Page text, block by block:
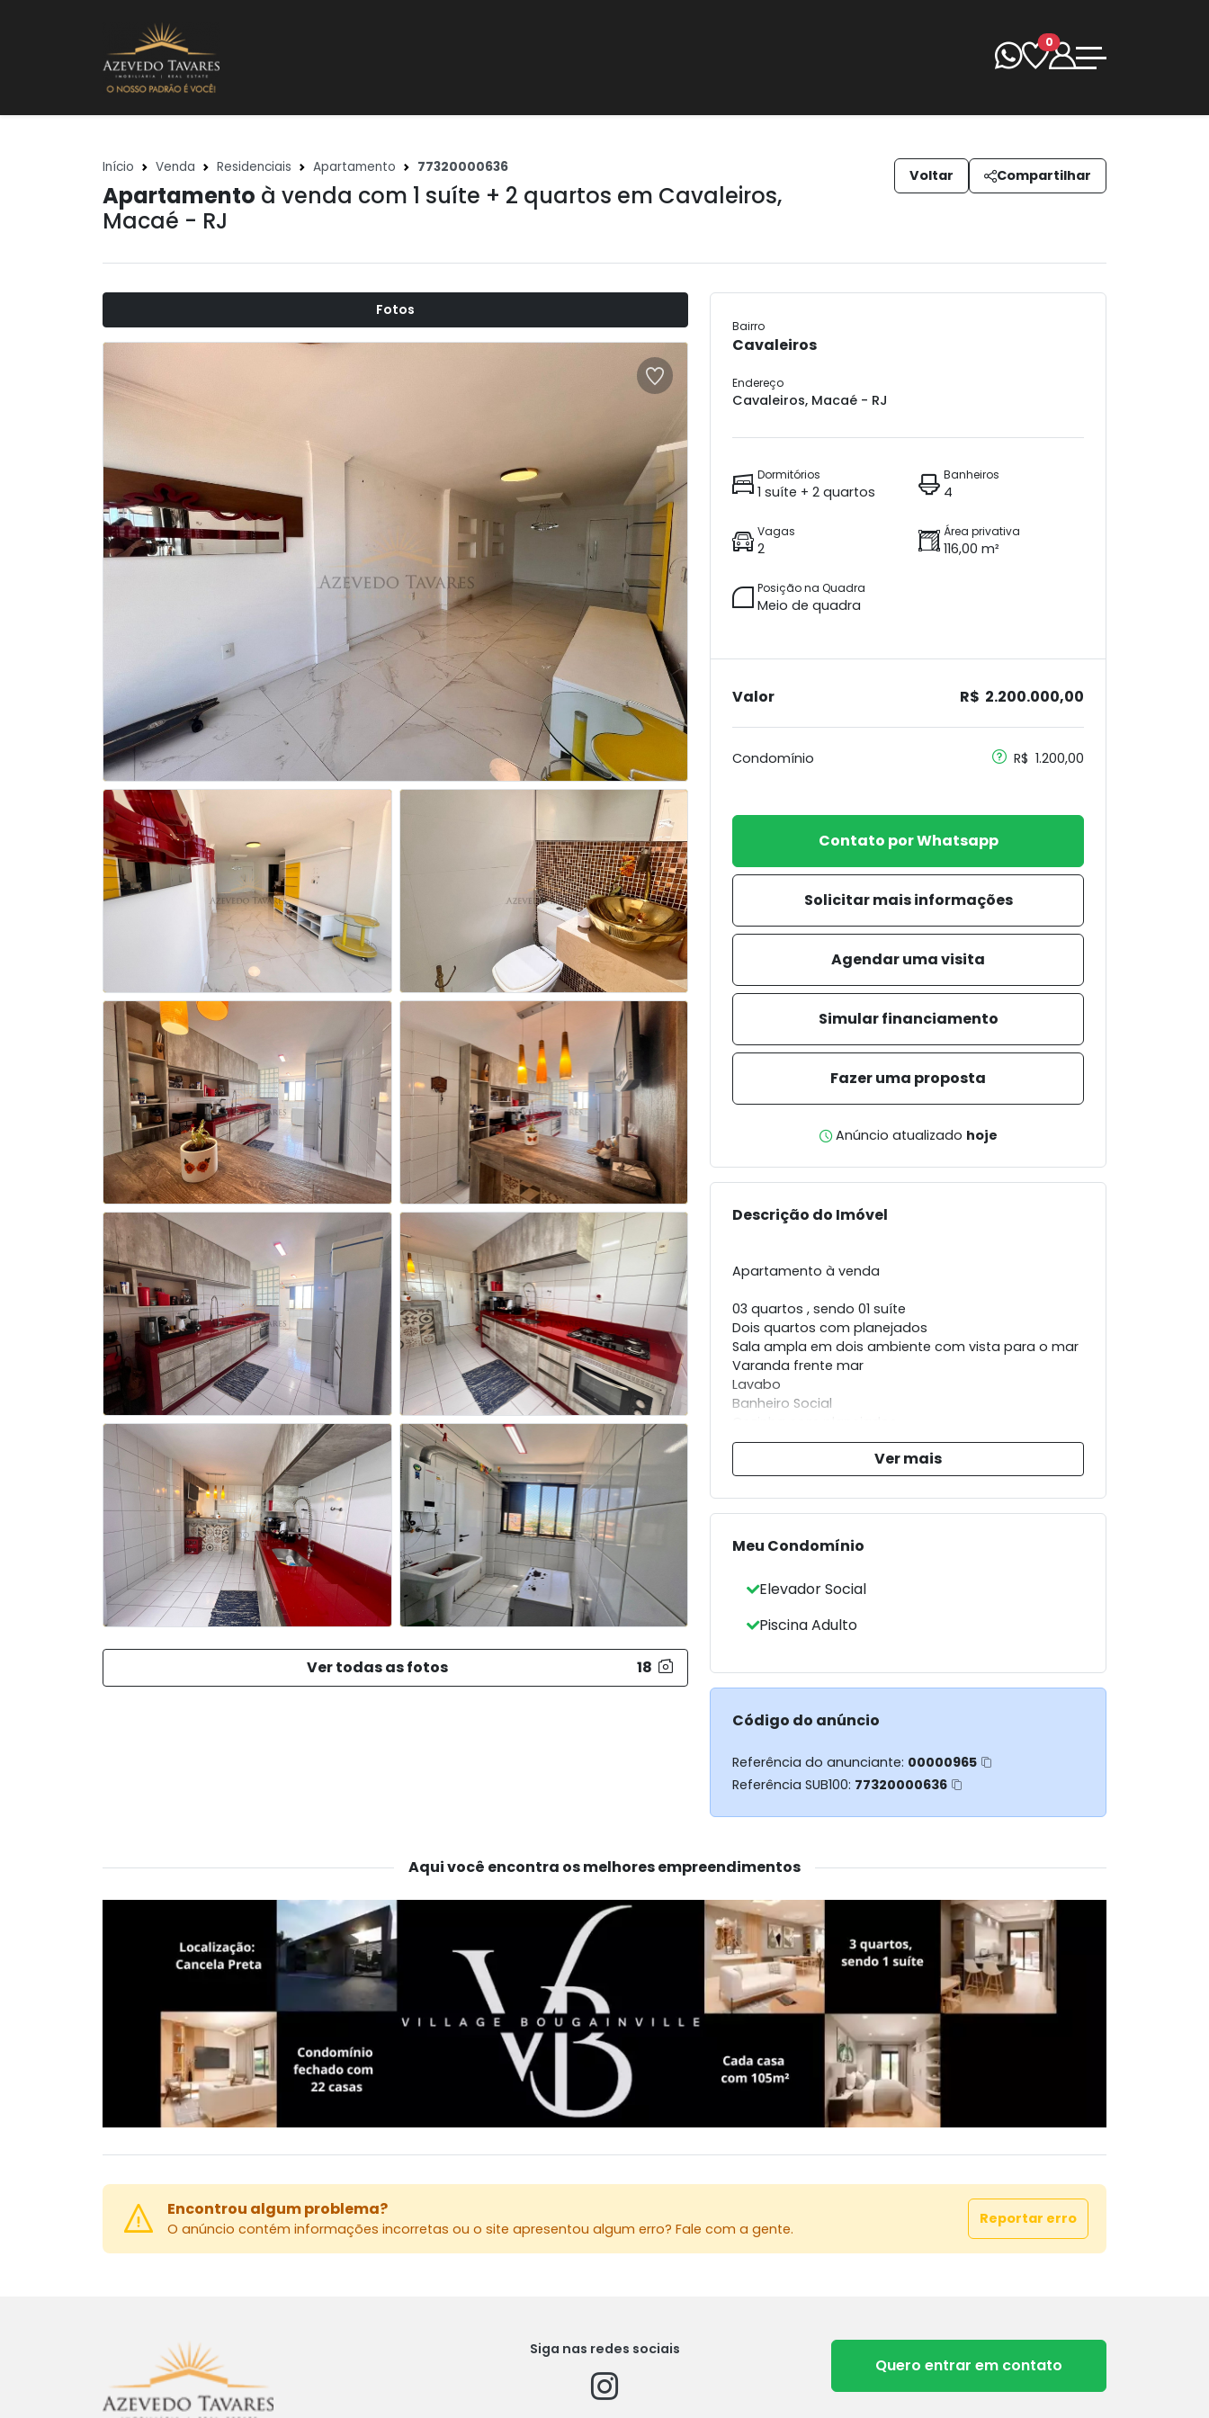
0
Início Venda Residenciais Apartamento 77320000636
Apartamento à venda com 1 suíte + 2 quartos em Cavaleiros,
Macaé - RJ
Voltar Compartilhar
Fotos
Ver todas as fotos 18
Bairro
Cavaleiros
Endereço
Cavaleiros, Macaé - RJ
Dormitórios
1 suíte + 2 quartos
Banheiros
4
Vagas
2
Área privativa
116,00 m²
Posição na Quadra
Meio de quadra
Valor R$ 2.200.000,00
Condomínio R$ 1.200,00
Contato por Whatsapp
Solicitar mais informações
Agendar uma visita
Simular financiamento
Fazer uma proposta
Anúncio atualizado hoje
Descrição do Imóvel
Apartamento à venda
03 quartos , sendo 01 suíte
Dois quartos com planejados
Sala ampla em dois ambiente com vista para o mar
Varanda frente mar
Lavabo
Banheiro Social
Área de serviço
116m²
02 vagas de garagem
Ver mais
Meu Condomínio
Elevador Social
Piscina Adulto
Código do anúncio
Referência do anunciante: 00000965
Referência SUB100: 77320000636
Aqui você encontra os melhores empreendimentos
Encontrou algum problema?
O anúncio contém informações incorretas ou o site apresentou algum erro? Fale com a gente.
Reportar erro
Siga nas redes sociais
Quero entrar em contato